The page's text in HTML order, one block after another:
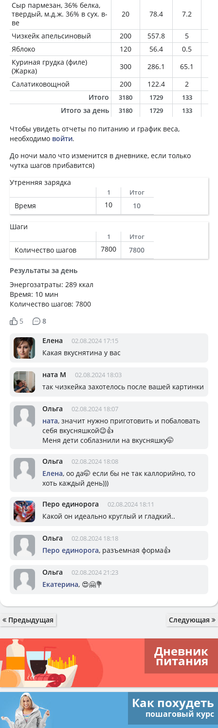
Сыр пармезан, 36% белка,
твердый, м.д.ж. 36% в сух. в-
ве
20 78.4 7.2
Чизкейк апельсиновый 200 557.8 5
Яблоко
120 56.4 0.5
Куриная грудка (филе)
(Жарка)
300 286.1 65.1
Салатиковощной
200 122.4 2
Итого
3180 1729 133
Итого за день 3180 1729 133
Чтобы увидеть отчеты по питанию и график веса,
необходимо войти.
До ночи мало что изменится в дневнике, если только
чутка шагов прибавится)
Утренняя зарядка
1 Итог
Время 10 10
Шаги
1 Итог
Количество шагов 7800 7800
Результаты за день
Энергозатраты: 289 ккал
Время: 10 мин
Количество шагов: 7800
5
8
Елена 02.08.2024 17:15
Какая вкуснятина у вас
ната М 02.08.2024 18:03
так чизкейка захотелось после вашей картинки
Ольга 02.08.2024 18:07
ната, значит нужно приготовить и побаловать
себя вкусняшкой😉👍
Меня дети соблазнили на вкусняшку🤭
Ольга 02.08.2024 18:08
Елена, оо да🤭 если бы не так каллорийно, то
хоть каждый день)))
Перо единорога 02.08.2024 18:11
Какой он идеально круглый и гладкий..
Ольга 02.08.2024 18:18
Перо единорога, разъемная форма👍
Ольга 02.08.2024 21:23
Екатерина, 😍🤗💐
Предыдущая Следующая
Дневник
питания
Как похудеть
пошаговый курс